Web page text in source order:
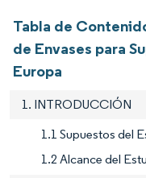
Tabla de
de Envases para
Europa
1. INTRODUCCIÓN
1.1 Supuestos del
1.2 Alcance del